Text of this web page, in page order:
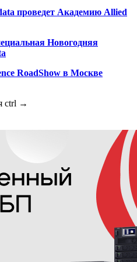
проведет Академию Allied
Новогодняя
RoadShow в Москве
ctrl →